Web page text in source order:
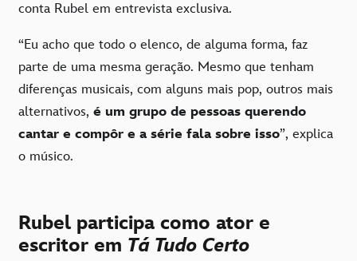
conta Rubel em entrevista exclusiva.
“Eu acho que todo o elenco, de alguma forma, faz
parte de uma mesma geração. Mesmo que tenham
diferenças musicais, com alguns mais pop, outros mais
alternativos, é um grupo de pessoas querendo
cantar e compôr e a série fala sobre isso”, explica
o músico.
Rubel participa como ator e
escritor em Tá Tudo Certo